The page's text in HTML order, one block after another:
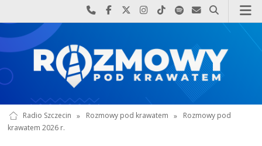
Najlepiej po prostu do nas zadzwoń
Odwiedź nas na Facebook-u
Odwiedź nas na X
Odwiedź nas na Instagram-ie
Odwiedź nas na TikTok-u
Szukaj nas na Spotify
Wyślij do nas
Szukaj
Radio Szczecin » Rozmowy pod krawatem »
Rozmowy pod
krawatem 2026 r.